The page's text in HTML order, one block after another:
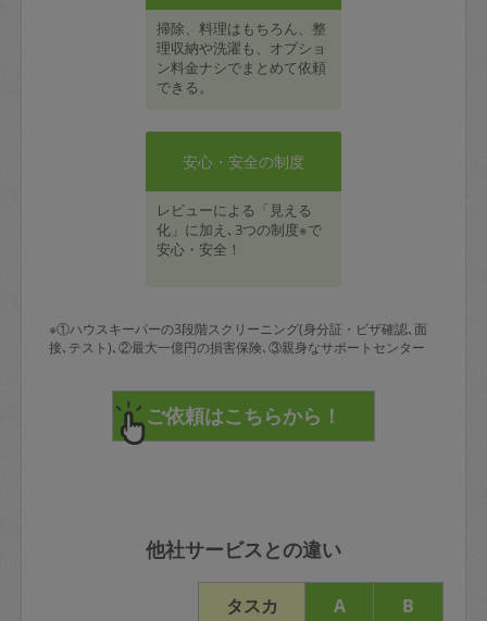
掃除、料理はもちろん、整
理収納や洗濯も、オプショ
ン料金ナシでまとめて依頼
できる。
安心・安全の制度
レビューによる「見える
化」に加え､3つの制度※で
安心・安全！
※①ハウスキーパーの3段階スクリーニング(身分証・ビザ確認､面
接､テスト)､②最大一億円の損害保険､③親身なサポートセンター
他社サービスとの違い
タスカ
A
B